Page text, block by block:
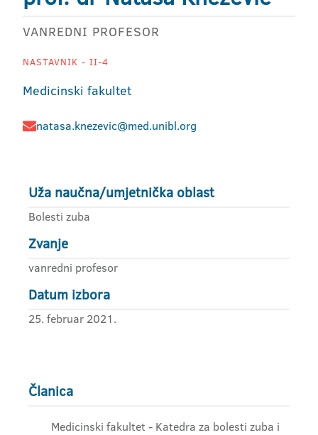
VANREDNI PROFESOR
NASTAVNIK - II-4
Medicinski fakultet
natasa.knezevic@med.unibl.org
Uža naučna/umjetnička oblast
Bolesti zuba
Zvanje
vanredni profesor
Datum izbora
25. februar 2021.
Članica
Medicinski fakultet - Katedra za bolesti zuba i